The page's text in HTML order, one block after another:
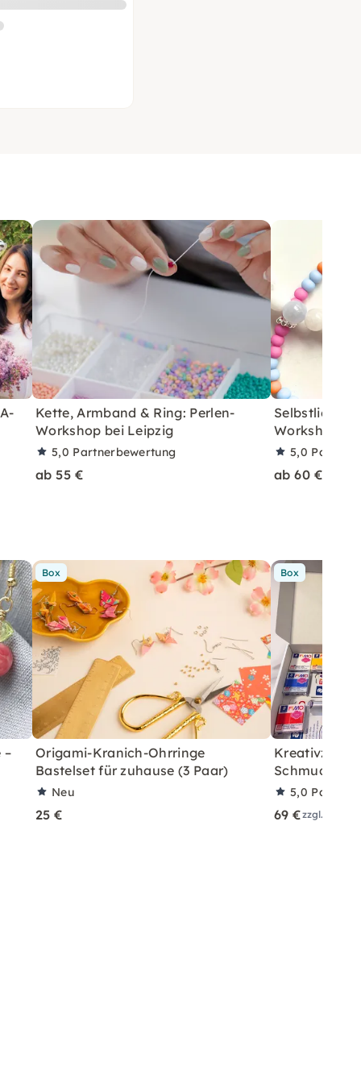
Kette, Armband & Ring: Perlen-
Workshop bei Leipzig
5,0 Partnerbewertung
ab 55 €
Selbstliebe
Workshop in
5,0
ab 60 €
–
Box
Origami-Kranich-Ohrringe
Bastelset für zuhause (3 Paar)
Neu
25 €
Box
Kreativzeit
Schmuck
5,0
69 €zzgl.